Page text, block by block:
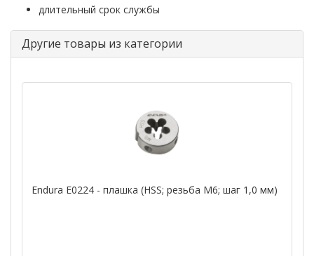
длительный срок службы
Другие товары из категории
Endura E0224 - плашка (HSS; резьба M6; шаг 1,0 мм)